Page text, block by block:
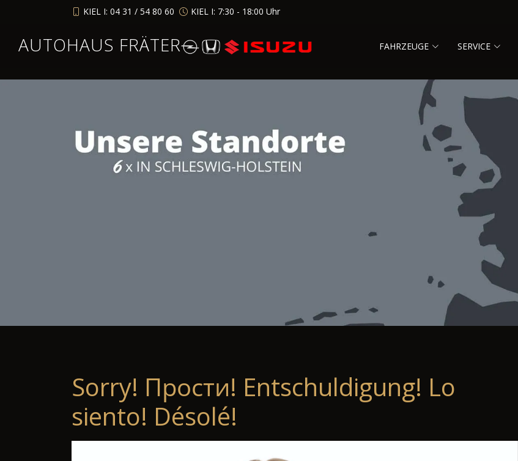
KIEL I: 04 31 / 54 80 60 KIEL I: 7:30 - 18:00 Uhr
AUTOHAUS FRÄTER FAHRZEUGE SERVICE
Sorry! Прости! Entschuldigung! Lo
siento! Désolé!